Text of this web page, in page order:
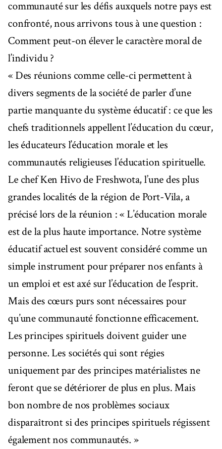
communauté sur les défis auxquels notre pays est
confronté, nous arrivons tous à une question :
Comment peut-on élever le caractère moral de
l’individu ?
« Des réunions comme celle-ci permettent à
divers segments de la société de parler d’une
partie manquante du système éducatif : ce que les
chefs traditionnels appellent l’éducation du cœur,
les éducateurs l’éducation morale et les
communautés religieuses l’éducation spirituelle.
Le chef Ken Hivo de Freshwota, l’une des plus
grandes localités de la région de Port-Vila, a
précisé lors de la réunion : « L’éducation morale
est de la plus haute importance. Notre système
éducatif actuel est souvent considéré comme un
simple instrument pour préparer nos enfants à
un emploi et est axé sur l’éducation de l’esprit.
Mais des cœurs purs sont nécessaires pour
qu’une communauté fonctionne efficacement.
Les principes spirituels doivent guider une
personne. Les sociétés qui sont régies
uniquement par des principes matérialistes ne
feront que se détériorer de plus en plus. Mais
bon nombre de nos problèmes sociaux
disparaîtront si des principes spirituels régissent
également nos communautés. »